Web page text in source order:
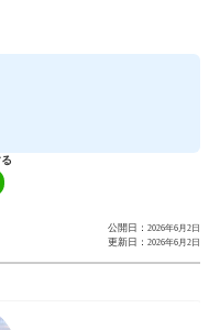
公開日： 2026年6月2日
更新日： 2026年6月2日